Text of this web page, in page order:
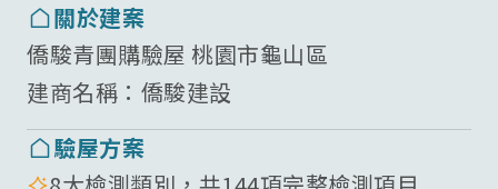
關於建案
僑駿青團購驗屋 桃園市龜山區
建商名稱： 僑駿建設
驗屋方案